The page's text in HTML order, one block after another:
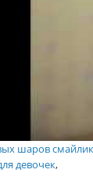
шаров
девочек,